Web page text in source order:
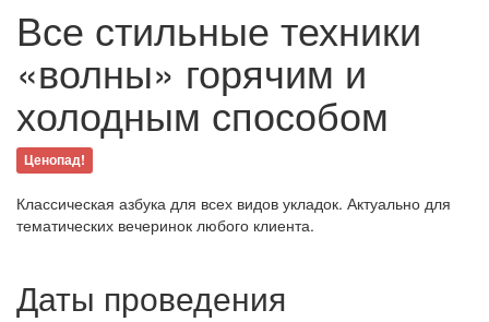
Все стильные техники
«волны» горячим и
холодным способом
Ценопад!
Классическая азбука для всех видов укладок. Актуально для
тематических вечеринок любого клиента.
Даты проведения